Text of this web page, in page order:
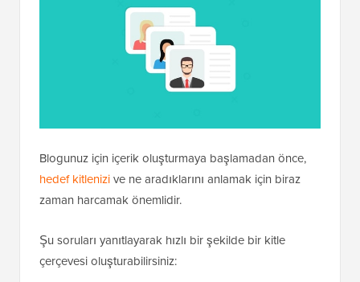
Blogunuz için içerik oluşturmaya başlamadan önce,
hedef kitlenizive ne aradıklarını anlamak için biraz
zaman harcamak önemlidir.
Şu soruları yanıtlayarak hızlı bir şekilde bir kitle
çerçevesi oluşturabilirsiniz: